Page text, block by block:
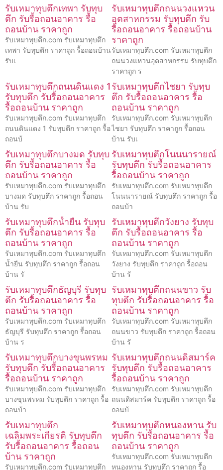
รับเหมาทุบตึกเทพา รับทุบ
ตึก รับรื้อถอนอาคาร รื้อ
ถอนบ้าน ราคาถูก
รับเหมาทุบตึก.com รับเหมาทุบตึก
เทพา รับทุบตึก ราคาถูก รื้อถอนบ้าน
รับเ
รับเหมาทุบตึกถนนวงแหวน
อุตสาหกรรม รับทุบตึก รับ
รื้อถอนอาคาร รื้อถอนบ้าน
ราคาถูก
รับเหมาทุบตึก.com รับเหมาทุบตึก
ถนนวงแหวนอุตสาหกรรม รับทุบตึก
ราคาถูก ร
รับเหมาทุบตึกถนนดินแดง 1
รับทุบตึก รับรื้อถอนอาคาร
รื้อถอนบ้าน ราคาถูก
รับเหมาทุบตึก.com รับเหมาทุบตึก
ถนนดินแดง 1 รับทุบตึก ราคาถูก รื้อ
ถอนบ้
รับเหมาทุบตึกไชยา รับทุบ
ตึก รับรื้อถอนอาคาร รื้อ
ถอนบ้าน ราคาถูก
รับเหมาทุบตึก.com รับเหมาทุบตึก
ไชยา รับทุบตึก ราคาถูก รื้อถอน
บ้าน รับเ
รับเหมาทุบตึกบางมด รับทุบ
ตึก รับรื้อถอนอาคาร รื้อ
ถอนบ้าน ราคาถูก
รับเหมาทุบตึก.com รับเหมาทุบตึก
บางมด รับทุบตึก ราคาถูก รื้อถอน
บ้าน รับ
รับเหมาทุบตึกโนนนารายณ์
รับทุบตึก รับรื้อถอนอาคาร
รื้อถอนบ้าน ราคาถูก
รับเหมาทุบตึก.com รับเหมาทุบตึก
โนนนารายณ์ รับทุบตึก ราคาถูก รื้อ
ถอนบ้า
รับเหมาทุบตึกน้ำยืน รับทุบ
ตึก รับรื้อถอนอาคาร รื้อ
ถอนบ้าน ราคาถูก
รับเหมาทุบตึก.com รับเหมาทุบตึก
น้ำยืน รับทุบตึก ราคาถูก รื้อถอน
บ้าน รั
รับเหมาทุบตึกวังยาง รับทุบ
ตึก รับรื้อถอนอาคาร รื้อ
ถอนบ้าน ราคาถูก
รับเหมาทุบตึก.com รับเหมาทุบตึก
วังยาง รับทุบตึก ราคาถูก รื้อถอน
บ้าน รั
รับเหมาทุบตึกธัญบุรี รับทุบ
ตึก รับรื้อถอนอาคาร รื้อ
ถอนบ้าน ราคาถูก
รับเหมาทุบตึก.com รับเหมาทุบตึก
ธัญบุรี รับทุบตึก ราคาถูก รื้อถอน
บ้าน ร
รับเหมาทุบตึกถนนขาว รับ
ทุบตึก รับรื้อถอนอาคาร รื้อ
ถอนบ้าน ราคาถูก
รับเหมาทุบตึก.com รับเหมาทุบตึก
ถนนขาว รับทุบตึก ราคาถูก รื้อถอน
บ้าน รั
รับเหมาทุบตึกบางขุนพรหม
รับทุบตึก รับรื้อถอนอาคาร
รื้อถอนบ้าน ราคาถูก
รับเหมาทุบตึก.com รับเหมาทุบตึก
บางขุนพรหม รับทุบตึก ราคาถูก รื้อ
ถอนบ้า
รับเหมาทุบตึกถนนดิสมาร์ค
รับทุบตึก รับรื้อถอนอาคาร
รื้อถอนบ้าน ราคาถูก
รับเหมาทุบตึก.com รับเหมาทุบตึก
ถนนดิสมาร์ค รับทุบตึก ราคาถูก รื้อ
ถอนบ้
รับเหมาทุบตึก
เฉลิมพระเกียรติ รับทุบตึก
รับรื้อถอนอาคาร รื้อถอน
บ้าน ราคาถูก
รับเหมาทุบตึก.com รับเหมาทุบตึก
รับเหมาทุบตึกหนองหาน รับ
ทุบตึก รับรื้อถอนอาคาร รื้อ
ถอนบ้าน ราคาถูก
รับเหมาทุบตึก.com รับเหมาทุบตึก
หนองหาน รับทุบตึก ราคาถูก รื้อ